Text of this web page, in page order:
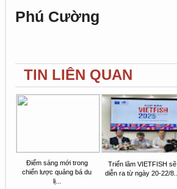
Phú Cường
TIN LIÊN QUAN
Điểm sáng mới trong
chiến lược quảng bá du
lị...
Triển lãm VIETFISH sẽ
diễn ra từ ngày 20-22/8...